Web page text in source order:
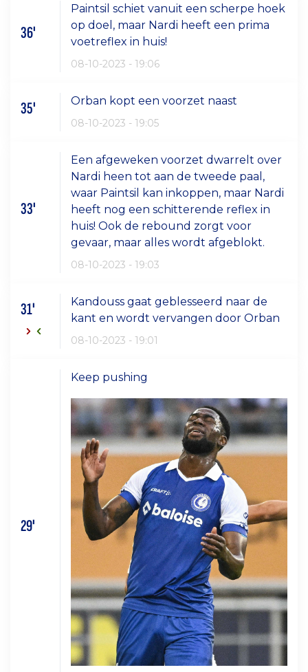
36'
Paintsil schiet vanuit een scherpe hoek
op doel, maar Nardi heeft een prima
voetreflex in huis!
08-10-2023 - 19:06
35' Orban kopt een voorzet naast
08-10-2023 - 19:05
33'
Een afgeweken voorzet dwarrelt over
Nardi heen tot aan de tweede paal,
waar Paintsil kan inkoppen, maar Nardi
heeft nog een schitterende reflex in
huis! Ook de rebound zorgt voor
gevaar, maar alles wordt afgeblokt.
08-10-2023 - 19:03
31'
Kandouss gaat geblesseerd naar de
kant en wordt vervangen door Orban
08-10-2023 - 19:01
29'
Keep pushing